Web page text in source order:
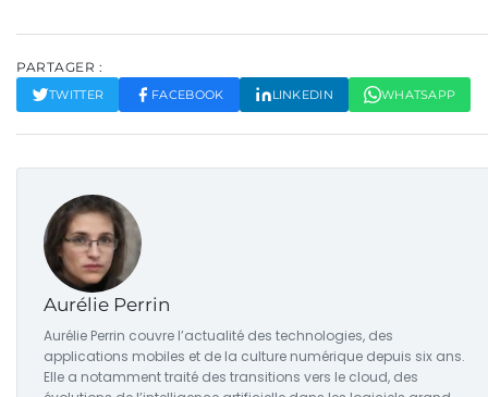
PARTAGER :
TWITTER FACEBOOK LINKEDIN WHATSAPP
Aurélie Perrin
Aurélie Perrin couvre l’actualité des technologies, des
applications mobiles et de la culture numérique depuis six ans.
Elle a notamment traité des transitions vers le cloud, des